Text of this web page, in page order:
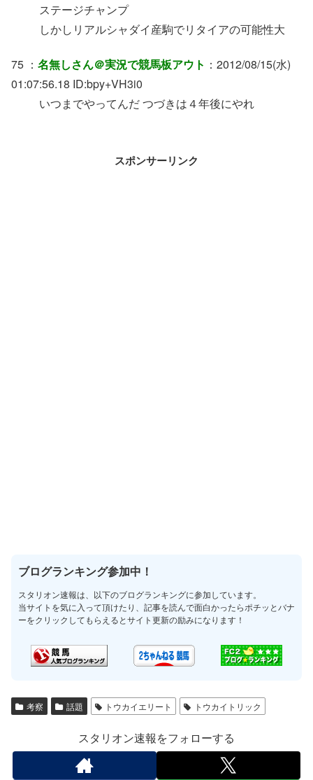
ステージチャンプ
しかしリアルシャダイ産駒でリタイアの可能性大
75 ： 名無しさん＠実況で競馬板アウト ：2012/08/15(水)
01:07:56.18 ID:bpy+VH3i0
いつまでやってんだ つづきは４年後にやれ
スポンサーリンク
ブログランキング参加中！
スタリオン速報は、以下のブログランキングに参加しています。
当サイトを気に入って頂けたり、記事を読んで面白かったらポチッとバナ
ーをクリックしてもらえるとサイト更新の励みになります！
考察 話題 トウカイエリート トウカイトリック
スタリオン速報をフォローする